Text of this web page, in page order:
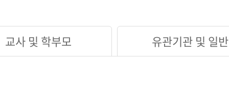
교사 및 학부모 유관기관 및 일반